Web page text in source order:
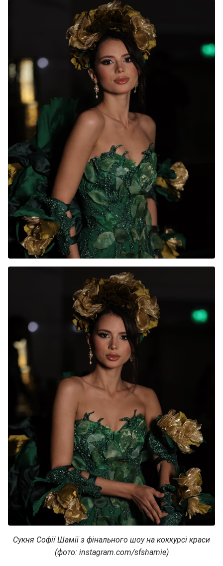
Сукня Софії Шамії з фінального шоу на коккурсі краси
(фото: instagram.com/sfshamie)